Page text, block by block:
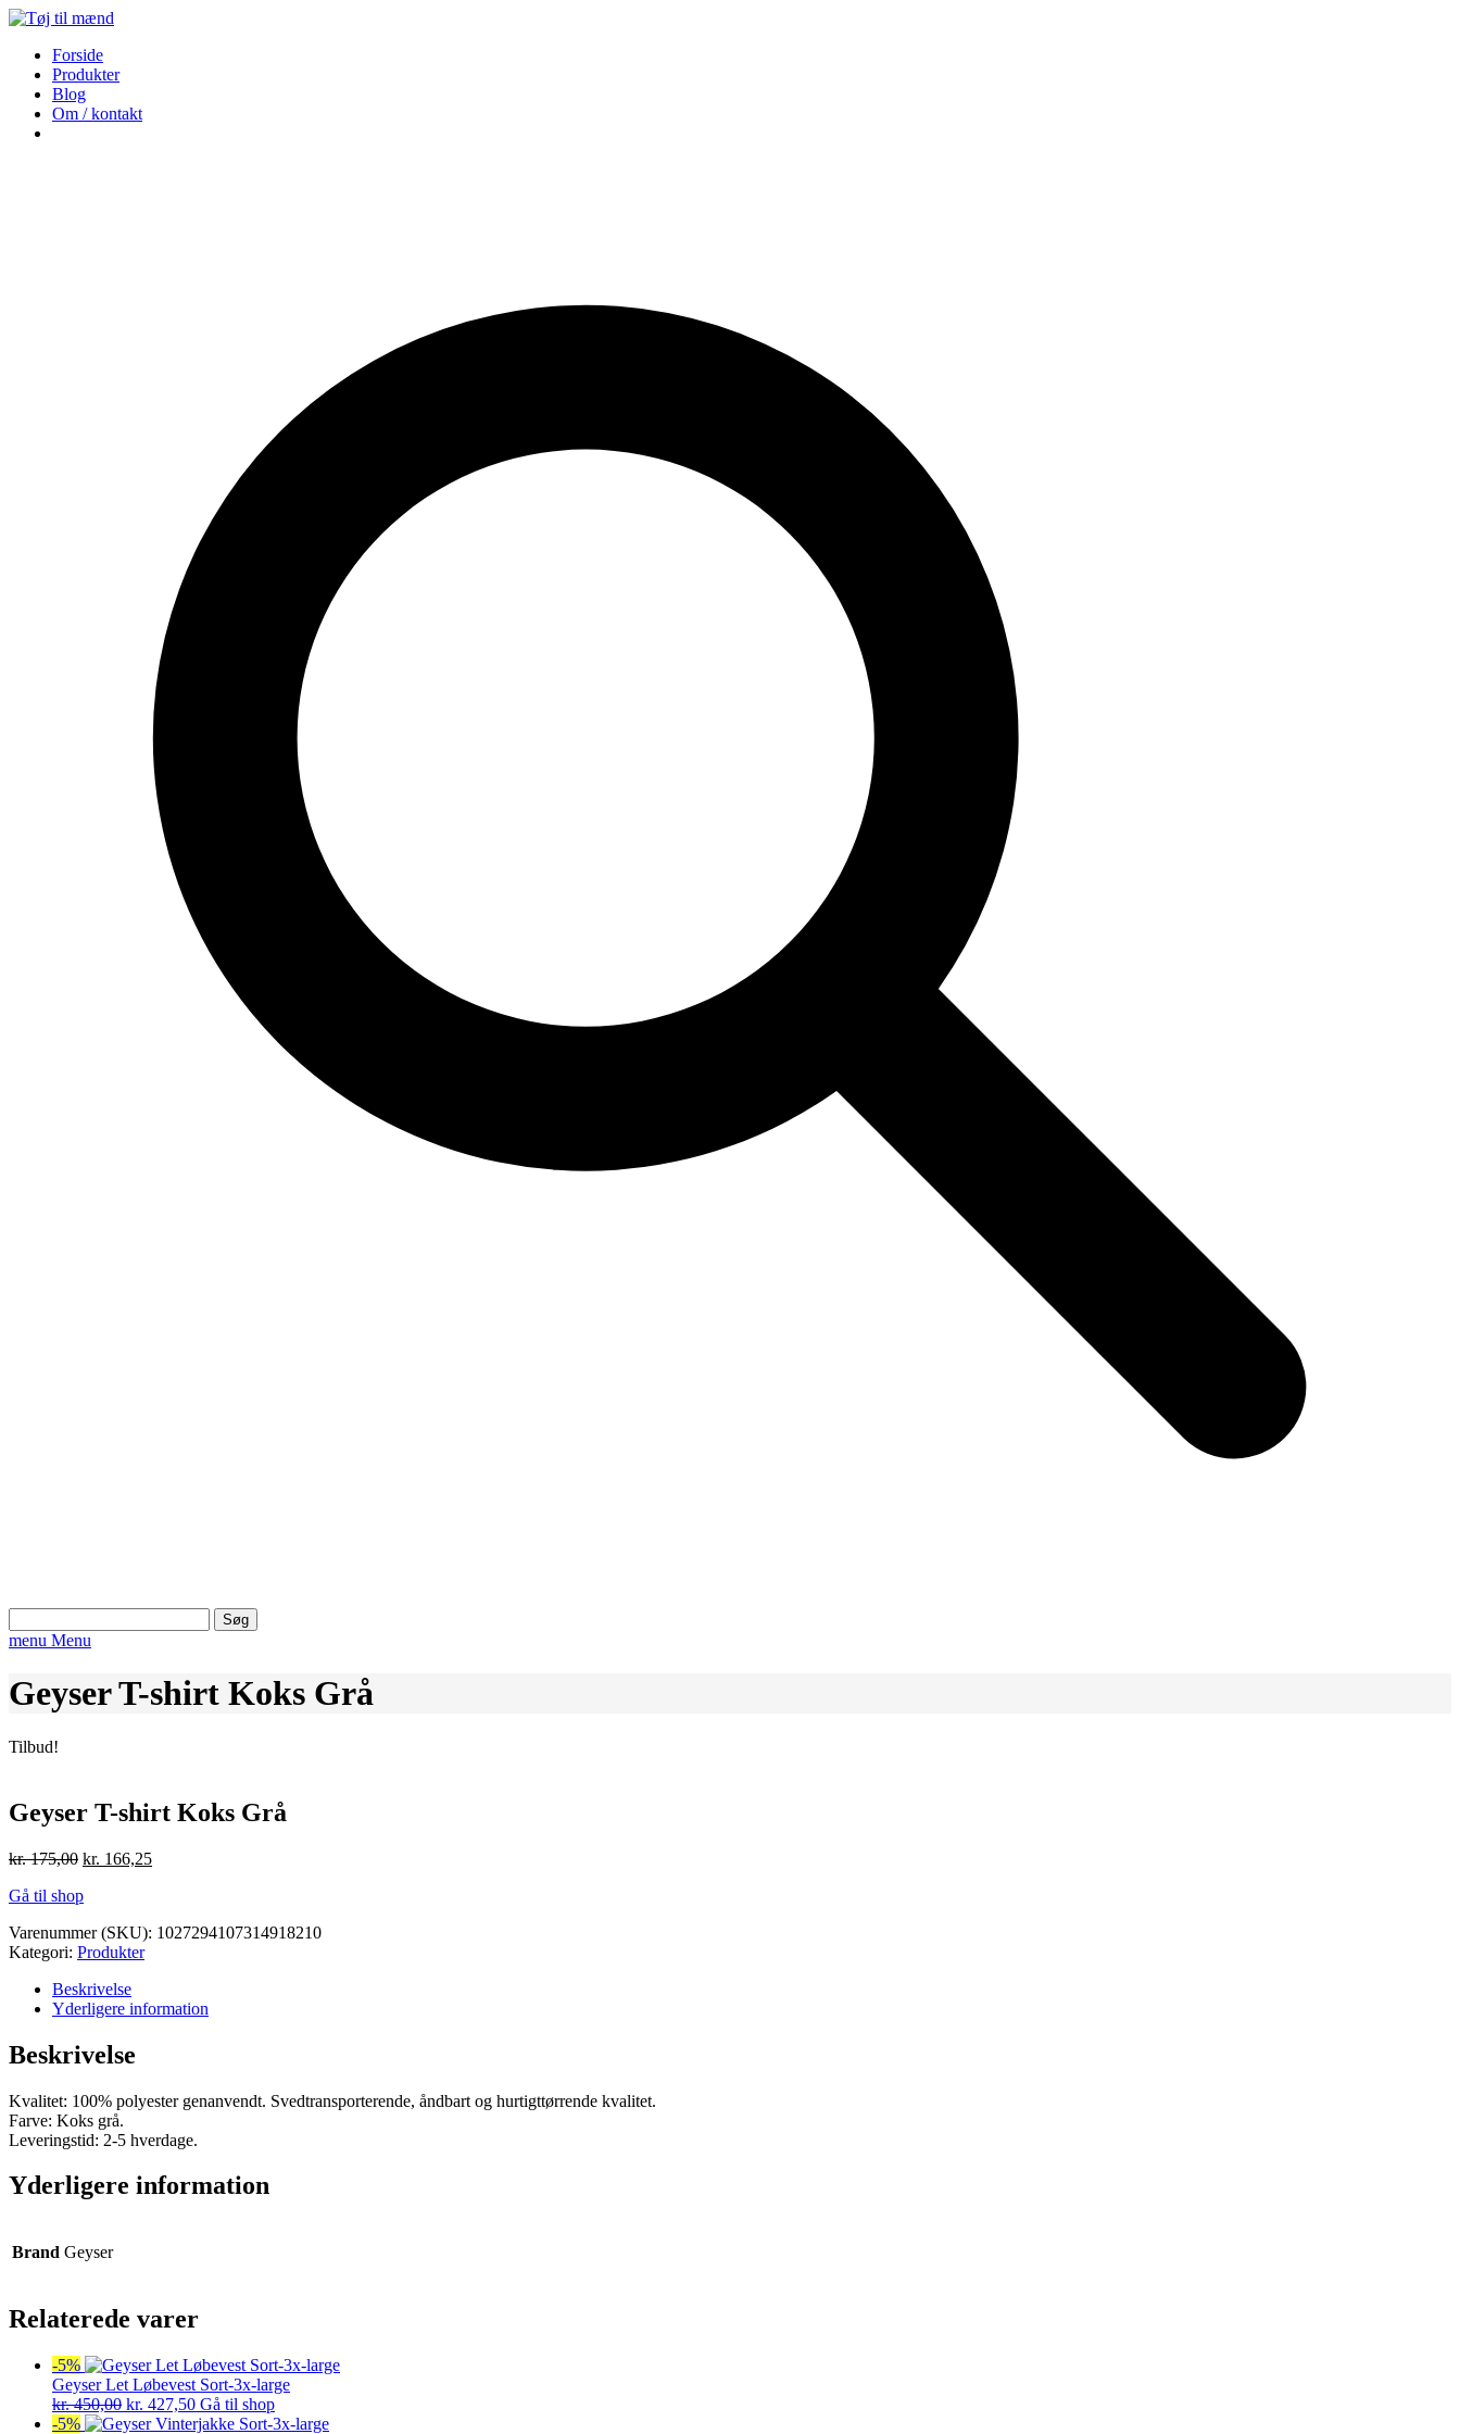
Forside
Produkter
Blog
Om / kontakt
efter:
menu Menu
Geyser T-shirt Koks Grå
Tilbud!
Geyser T-shirt Koks Grå
kr.175,00 Den
pris
kr. 175,00.
kr. 166,25Den
kr. 166,25.
Gå til shop
Varenummer (SKU): 1027294107314918210
Kategori: Produkter
Beskrivelse
Yderligere information
Beskrivelse
Kvalitet: 100% polyester genanvendt. Svedtransporterende, åndbart og hurtigttørrende kvalitet.
Farve: Koks grå.
Leveringstid: 2-5 hverdage.
Yderligere information
Brand Geyser
Relaterede varer
-5%
Geyser Let Løbevest Sort-3x-large
kr.450,00 Den
oprindelige
kr. 427,50Den
aktuelle
Gå til shop
-5%